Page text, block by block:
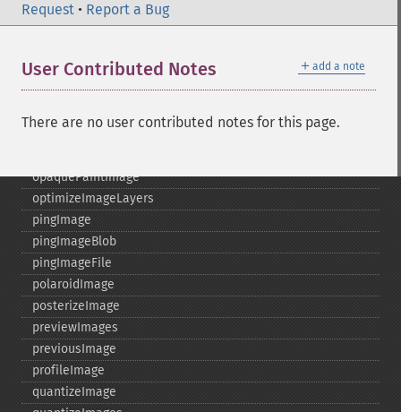
Request • Report a Bug
＋ add a note
User Contributed Notes
There are no user contributed notes for this page.
morphology
motionBlurImage
newImage
newPseudoImage
opaquePaintImage
optimizeImageLayers
pingImage
pingImageBlob
pingImageFile
polaroidImage
posterizeImage
previewImages
previousImage
profileImage
quantizeImage